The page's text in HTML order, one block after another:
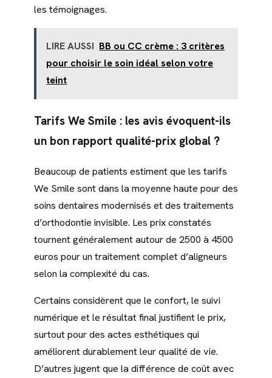
les témoignages.
LIRE AUSSI BB ou CC crème : 3 critères
pour choisir le soin idéal selon votre
teint
Tarifs We Smile : les avis évoquent-ils
un bon rapport qualité-prix global ?
Beaucoup de patients estiment que les tarifs
We Smile sont dans la moyenne haute pour des
soins dentaires modernisés et des traitements
d’orthodontie invisible. Les prix constatés
tournent généralement autour de 2500 à 4500
euros pour un traitement complet d’aligneurs
selon la complexité du cas.
Certains considèrent que le confort, le suivi
numérique et le résultat final justifient le prix,
surtout pour des actes esthétiques qui
améliorent durablement leur qualité de vie.
D’autres jugent que la différence de coût avec